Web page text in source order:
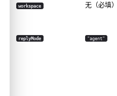
workspace 无（必填）
replyMode "agent"